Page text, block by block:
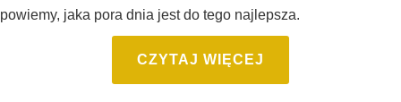
powiemy, jaka pora dnia jest do tego najlepsza.
CZYTAJ WIĘCEJ